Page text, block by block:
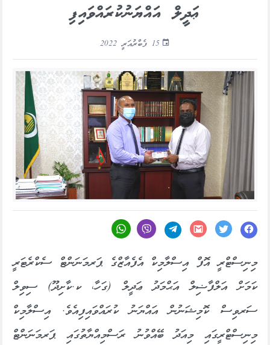
ޢަދީލް އައްޔަނުކުރައްވައިފި
15 ފެބްރުއަރީ 2022
މިނިސްޓްރީ އޮފް އިސްލާމިކް އެފެއާޒްގެ ޕަރމަނަންޓް ސެކްރެޓަރީ
ކަމަށް އަލްފާޟިލް އަޙްމަދު ޢަދީލް (ގަހާ، ކ.ކާށިދޫ) ސިވިލް
ސަރވިސް ކޮމިޝަނުން އައްޔަނު ކުރައްވައިފިއެވެ. އިސްލާމިކް
މިނިސްޓްރީގައި މިއަދު ބޭއްވުނު ރަސްމިއްޔާތުގައި ޕަރމަނަންޓް